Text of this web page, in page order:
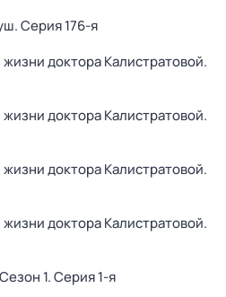
. Серия 176-я
доктора Калистратовой.
доктора Калистратовой.
доктора Калистратовой.
доктора Калистратовой.
1. Серия 1-я